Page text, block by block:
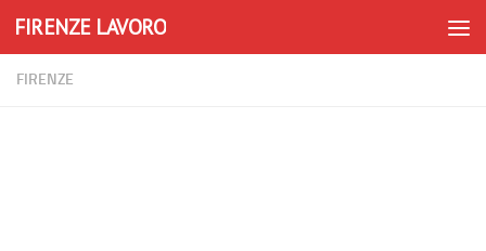
Skip to content
FIRENZE LAVORO
FIRENZE